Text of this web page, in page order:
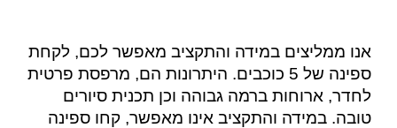
אנו ממליצים במידה והתקציב מאפשר לכם, לקחת
ספינה של 5 כוכבים. היתרונות הם, מרפסת פרטית
לחדר, ארוחות ברמה גבוהה וכן תכנית סיורים
טובה. במידה והתקציב אינו מאפשר, קחו ספינה